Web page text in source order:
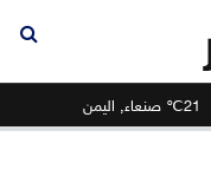
21℃ صنعاء, اليمن